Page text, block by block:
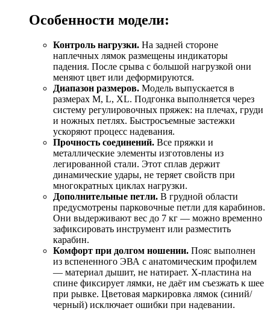
Особенности модели:
Контроль нагрузки. На задней стороне
наплечных лямок размещены индикаторы
падения. После срыва с большой нагрузкой они
меняют цвет или деформируются.
Диапазон размеров. Модель выпускается в
размерах M, L, XL. Подгонка выполняется через
систему регулировочных пряжек: на плечах, груди
и ножных петлях. Быстросъемные застежки
ускоряют процесс надевания.
Прочность соединений. Все пряжки и
металлические элементы изготовлены из
легированной стали. Этот сплав держит
динамические удары, не теряет свойств при
многократных циклах нагрузки.
Дополнительные петли. В грудной области
предусмотрены парковочные петли для карабинов.
Они выдерживают вес до 7 кг — можно временно
зафиксировать инструмент или разместить
карабин.
Комфорт при долгом ношении. Пояс выполнен
из вспененного ЭВА с анатомическим профилем
— материал дышит, не натирает. X-пластина на
спине фиксирует лямки, не даёт им съезжать к шее
при рывке. Цветовая маркировка лямок (синий/
черный) исключает ошибки при надевании.